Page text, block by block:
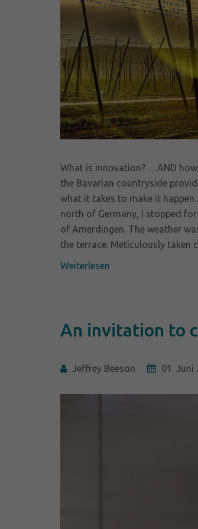
What is innovation? …AND
the Bavarian countryside
what it takes to make it
north of Germany, I stopped
of Amerdingen. The weather
the terrace. Meticulously taken
Weiterlesen
An invitation to
Jeffrey Beeson 01. Juni